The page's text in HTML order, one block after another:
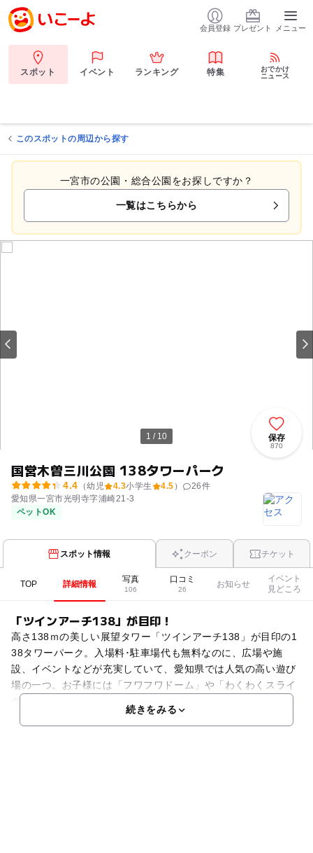
会員登録 プレゼント メニュー
スポット イベント ランキング 特集
おでかけ
ニュース
このスポットの周辺から探す
一宮市の公園・総合公園をお探しですか？
一覧はこちらから
1 / 10
国営木曽三川公園 138タワーパーク
4.4 （幼児 4.3小学生 4.5 ） 26件
愛知県一宮市光明寺字浦崎21-3
ペットOK
保存
870
スポット情報 クーポン チケット
TOP 詳細情報 写真
106
口コミ
26
お知らせ
イベント
見どころ
「ツインアーチ138」が目印！
高さ138ｍの美しい展望タワー「ツインアーチ138」が目印の1
38タワーパーク。入場料･駐車場代も無料なのに、広場や施
設、イベントなどが充実していて、愛知県では人気の高い遊び
場の一つ。お子様には「フワフワドーム」や「わくわくスライ
ダー」も楽しいですよ。お花畑や四季折々の植物もきれ
続きをみる